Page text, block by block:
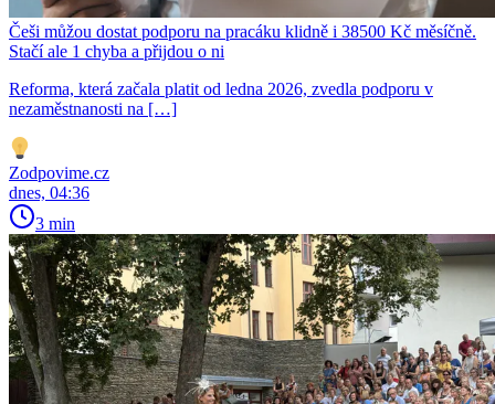
Češi můžou dostat podporu na pracáku klidně i 38500 Kč měsíčně.
Stačí ale 1 chyba a přijdou o ni
Reforma, která začala platit od ledna 2026, zvedla podporu v
nezaměstnanosti na […]
Zodpovime.cz
dnes, 04:36
3 min